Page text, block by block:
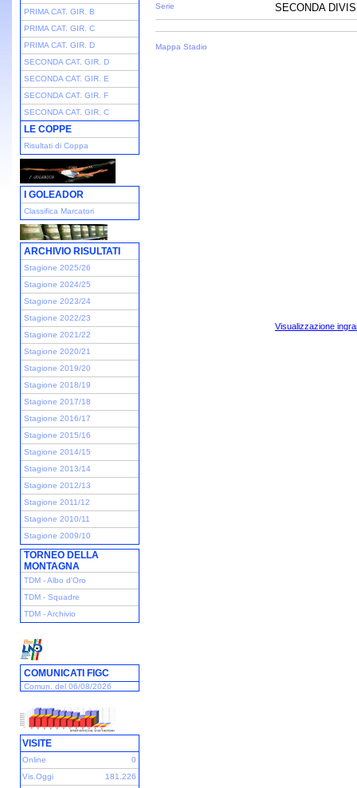
PRIMA CAT. GIR. B
PRIMA CAT. GIR. C
PRIMA CAT. GIR. D
SECONDA CAT. GIR. D
SECONDA CAT. GIR. E
SECONDA CAT. GIR. F
SECONDA CAT. GIR. C
LE COPPE
Risultati di Coppa
I GOLEADOR
Classifica Marcatori
ARCHIVIO RISULTATI
Stagione 2025/26
Stagione 2024/25
Stagione 2023/24
Stagione 2022/23
Stagione 2021/22
Stagione 2020/21
Stagione 2019/20
Stagione 2018/19
Stagione 2017/18
Stagione 2016/17
Stagione 2015/16
Stagione 2014/15
Stagione 2013/14
Stagione 2012/13
Stagione 2011/12
Stagione 2010/11
Stagione 2009/10
TORNEO DELLA
MONTAGNA
TDM - Albo d'Oro
TDM - Squadre
TDM - Archivio
COMUNICATI FIGC
Comun. del 06/08/2026
VISITE
Online
0
Vis.Oggi
181.226
Serie
SECONDA
Mappa Stadio
Visualizzazione